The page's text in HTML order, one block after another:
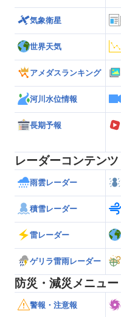
気象衛星
世界天気
アメダスランキング
河川水位情報
長期予報
レーダーコンテンツ
雨雲レーダー
積雪レーダー
雷レーダー
ゲリラ雷雨レーダー
防災・減災メニュー
警報・注意報